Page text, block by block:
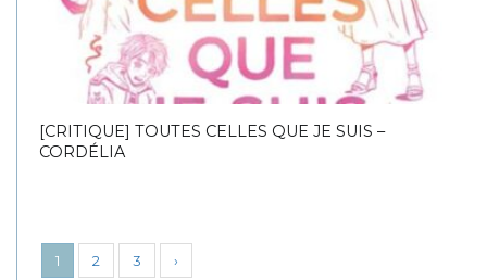
[CRITIQUE] TOUTES CELLES QUE JE SUIS –
CORDÉLIA
1 2 3 ›